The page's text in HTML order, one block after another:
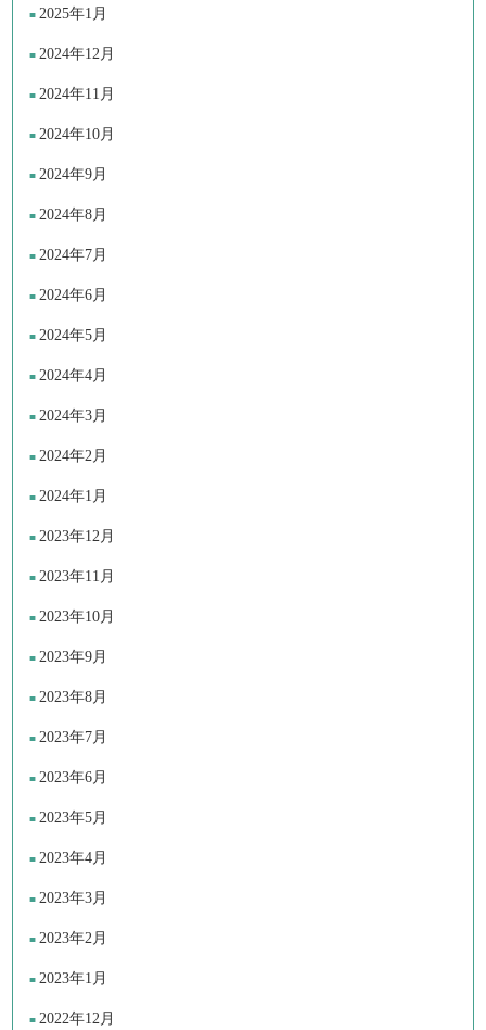
2025年1月
2024年12月
2024年11月
2024年10月
2024年9月
2024年8月
2024年7月
2024年6月
2024年5月
2024年4月
2024年3月
2024年2月
2024年1月
2023年12月
2023年11月
2023年10月
2023年9月
2023年8月
2023年7月
2023年6月
2023年5月
2023年4月
2023年3月
2023年2月
2023年1月
2022年12月